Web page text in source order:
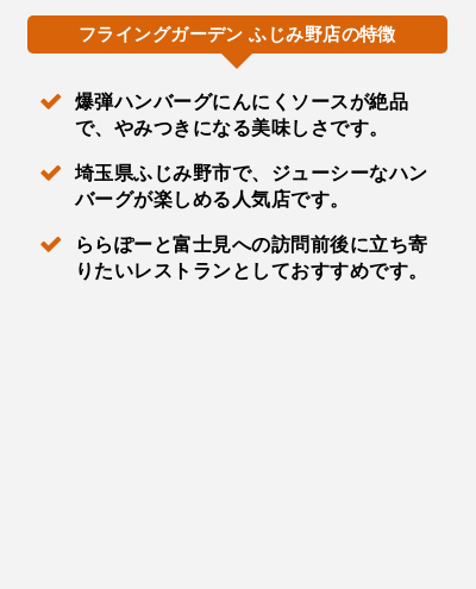
フライングガーデン ふじみ野店の特徴
爆弾ハンバーグにんにくソースが絶品
で、やみつきになる美味しさです。
埼玉県ふじみ野市で、ジューシーなハン
バーグが楽しめる人気店です。
ららぽーと富士見への訪問前後に立ち寄
りたいレストランとしておすすめです。